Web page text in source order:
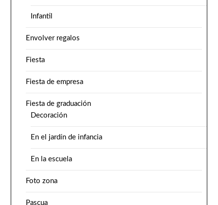
Infantil
Envolver regalos
Fiesta
Fiesta de empresa
Fiesta de graduación
Decoración
En el jardín de infancia
En la escuela
Foto zona
Pascua